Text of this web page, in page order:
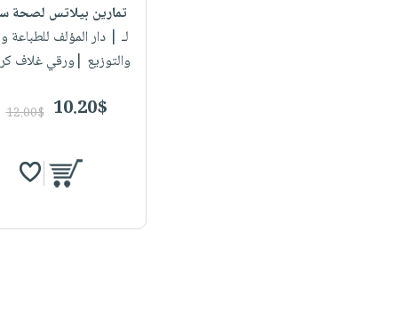
تمارين بيلاتس لصحة
لـ | دار المؤلف للطباعة
والتوزيع |ورقي غلاف
10.20$
12.00$